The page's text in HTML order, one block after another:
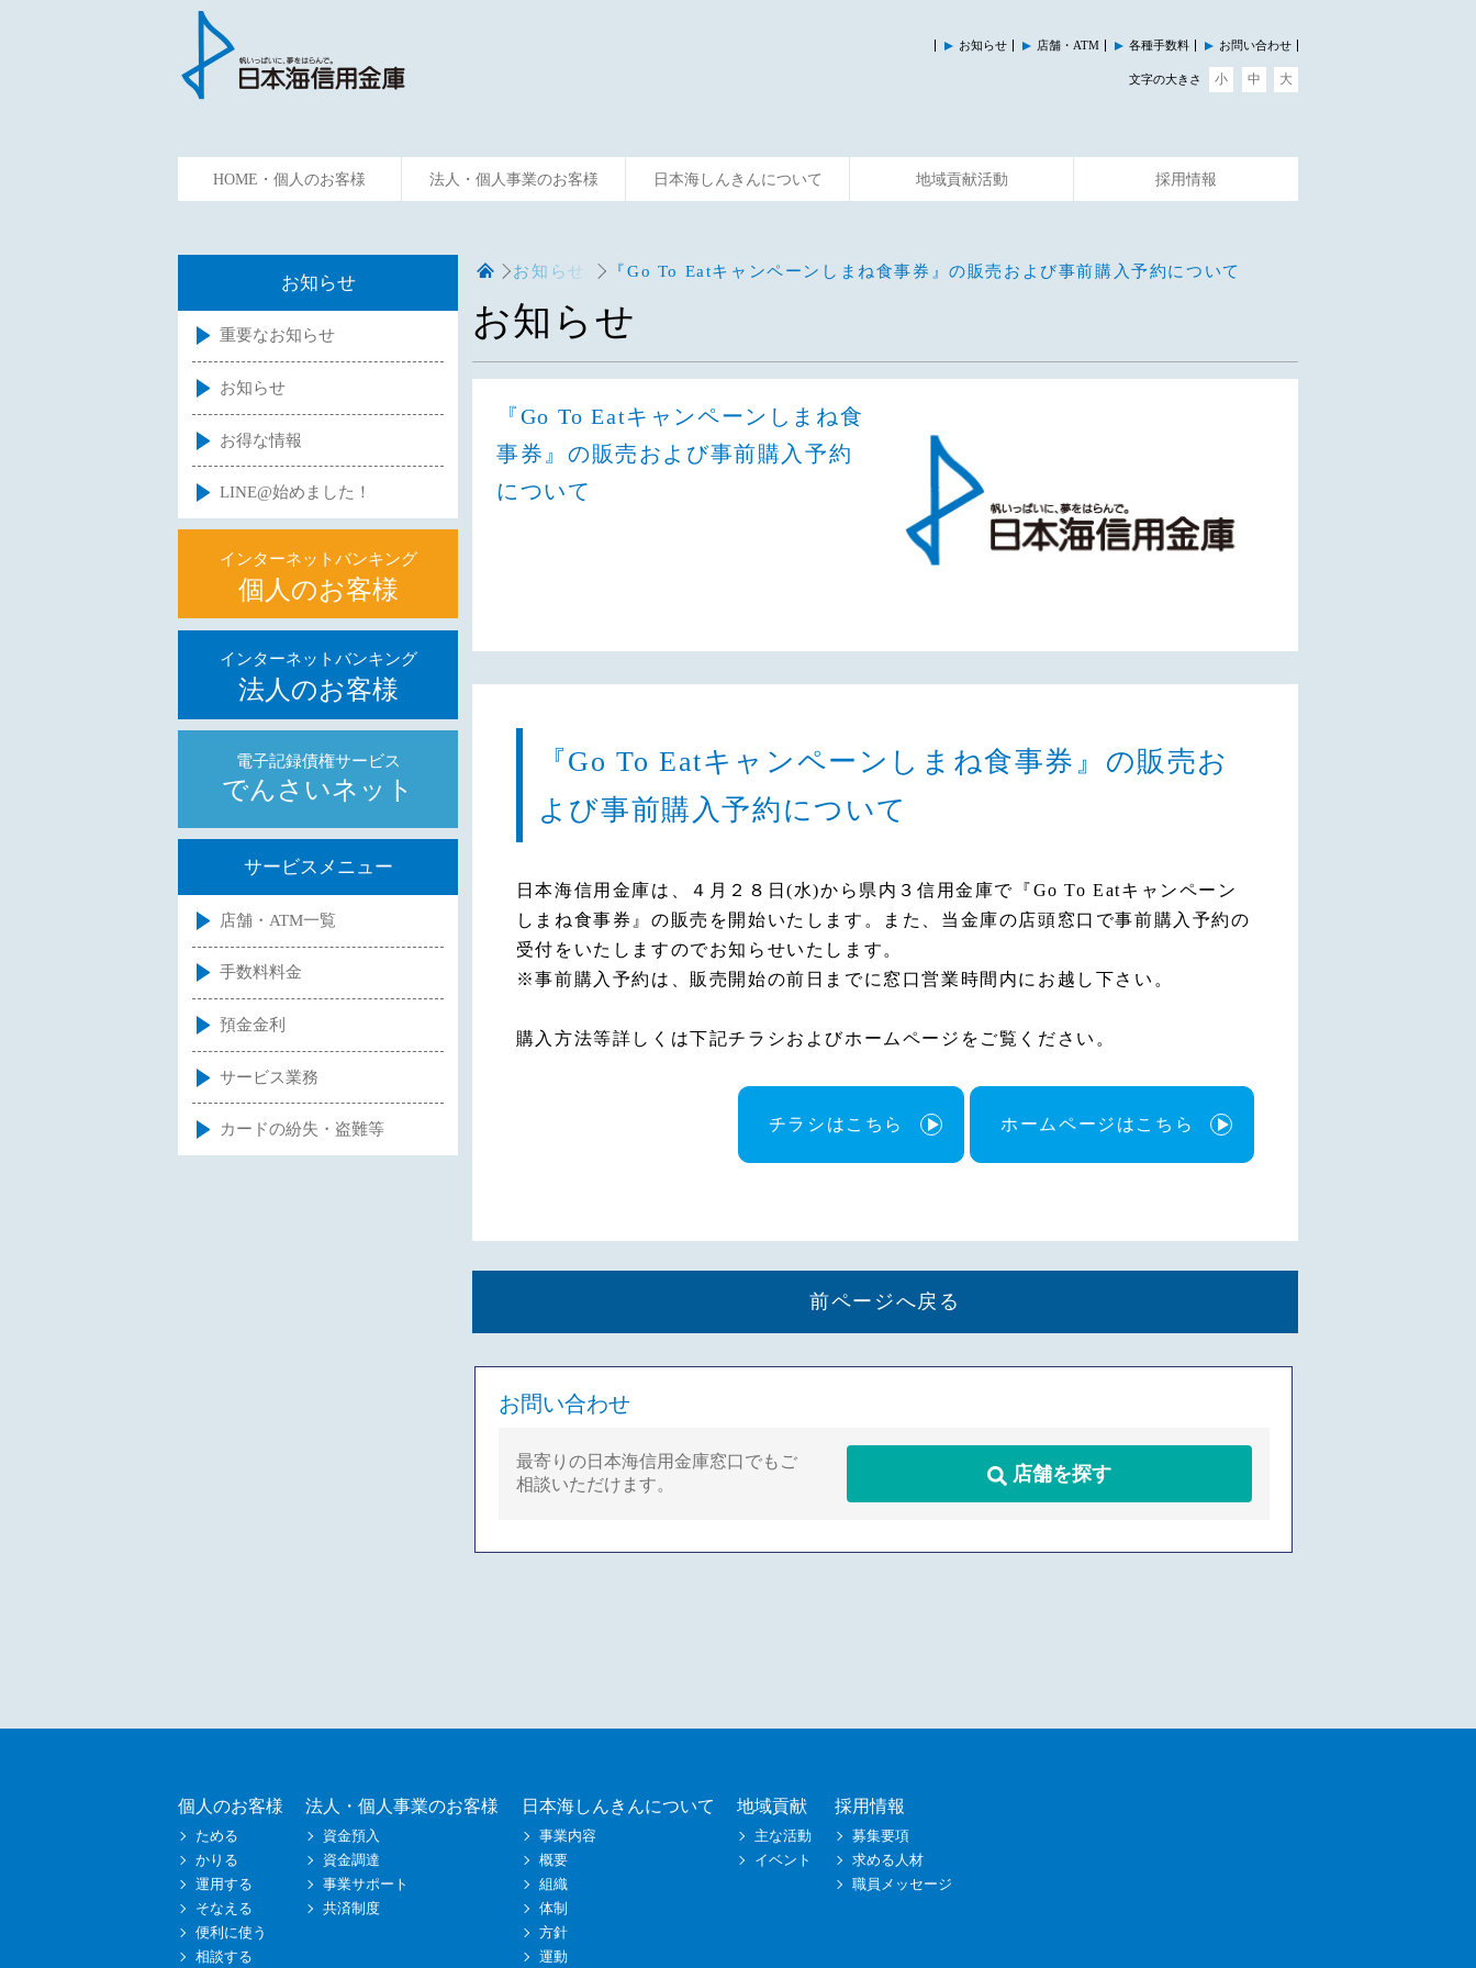
お知らせ 店舗・ATM 各種手数料 お問い合わせ
文字の大きさ 小 中 大
HOME・個人のお客様 法人・個人事業のお客様 日本海しんきんについて 地域貢献活動 採用情報
お知らせ 『Go To Eatキャンペーンしまね食事券』の販売および事前購入予約について
お知らせ
『Go To Eatキャンペーンしまね食
事券』の販売および事前購入予約
について
『Go To Eatキャンペーンしまね食事券』の販売お
よび事前購入予約について
日本海信用金庫は、４月２８日(水)から県内３信用金庫で『Go To Eatキャンペーン
しまね食事券』の販売を開始いたします。また、当金庫の店頭窓口で事前購入予約の
受付をいたしますのでお知らせいたします。
※事前購入予約は、販売開始の前日までに窓口営業時間内にお越し下さい。
購入方法等詳しくは下記チラシおよびホームページをご覧ください。
チラシはこちら ホームページはこちら
前ページへ戻る
お知らせ
重要なお知らせ
お知らせ
お得な情報
LINE@始めました！
インターネットバンキング
個人のお客様
インターネットバンキング
法人のお客様
電子記録債権サービス
でんさいネット
サービスメニュー
店舗・ATM一覧
手数料料金
預金金利
サービス業務
カードの紛失・盗難等
お問い合わせ
最寄りの日本海信用金庫窓口でもご
相談いただけます。
店舗を探す
個人のお客様
ためる
かりる
運用する
そなえる
便利に使う
相談する
法人・個人事業のお客様
資金預入
資金調達
事業サポート
共済制度
日本海しんきんについて
事業内容
概要
組織
体制
方針
運動
地域貢献
主な活動
イベント
採用情報
募集要項
求める人材
職員メッセージ